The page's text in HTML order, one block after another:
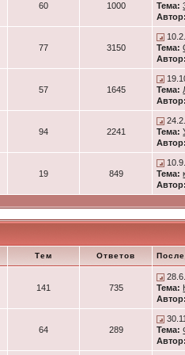
60 1000
Тема:
Автор:
77 3150
Тема:
Автор:
57 1645
Тема:
Автор:
94 2241
Тема:
Автор:
19 849
Тема:
Автор:
Тем Ответов
141 735
Тема:
Автор:
64 289
Тема:
Автор: